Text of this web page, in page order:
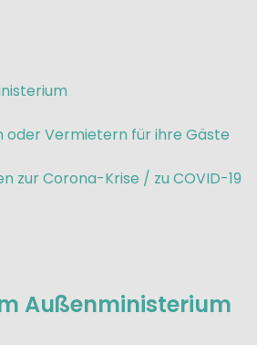
Vermietern für ihre Gäste
zur Corona-Krise / zu COVID-19
Außenministerium